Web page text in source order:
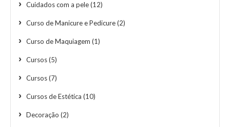
Cuidados com a pele(12)
Curso de Manicure e Pedicure(2)
Curso de Maquiagem (1)
Cursos(5)
Cursos(7)
Cursos de Estética (10)
Decoração (2)